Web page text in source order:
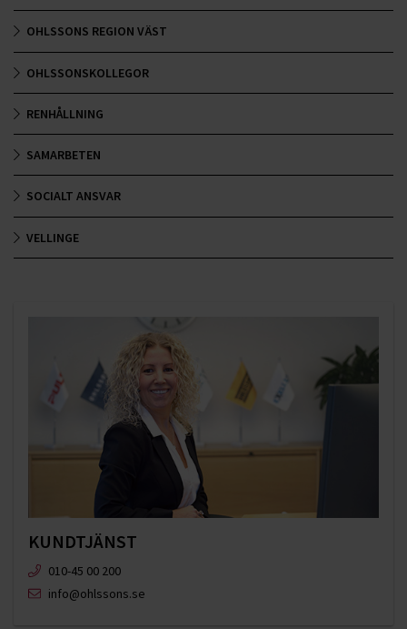
OHLSSONS REGION VÄST
OHLSSONSKOLLEGOR
RENHÅLLNING
SAMARBETEN
SOCIALT ANSVAR
VELLINGE
KUNDTJÄNST
010-45 00 200​
info@ohlssons.se